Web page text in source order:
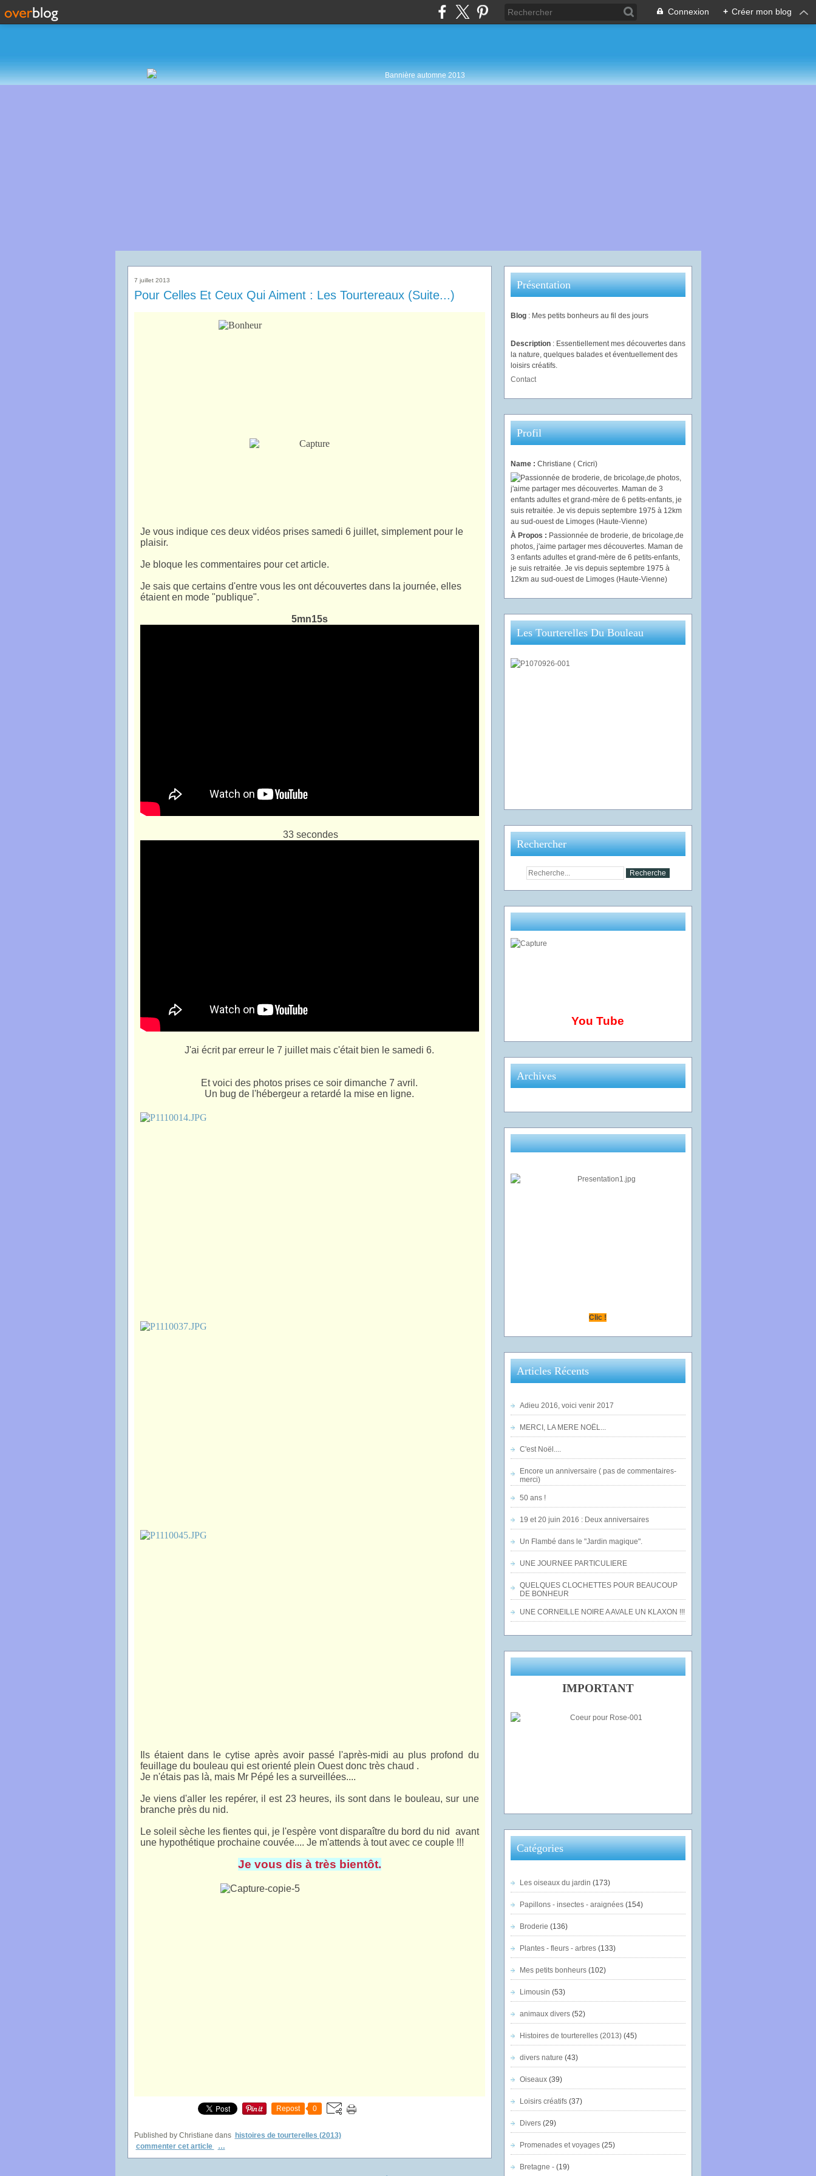
Connexion + Créer mon blog
7 juillet 2013
Pour Celles Et Ceux Qui Aiment : Les Tourtereaux (suite...)
Je vous indique ces deux vidéos prises samedi 6 juillet, simplement pour le
plaisir.
Je bloque les commentaires pour cet article.
Je sais que certains d'entre vous les ont découvertes dans la journée, elles
étaient en mode "publique".
5mn15s
33 secondes
J'ai écrit par erreur le 7 juillet mais c'était bien le samedi 6.
Et voici des photos prises ce soir dimanche 7 avril.
Un bug de l'hébergeur a retardé la mise en ligne.
Ils étaient dans le cytise après avoir passé l'après-midi au plus profond du
feuillage du bouleau qui est orienté plein Ouest donc très chaud .
Je n'étais pas là, mais Mr Pépé les a surveillées....
Je viens d'aller les repérer, il est 23 heures, ils sont dans le bouleau, sur une
branche près du nid.
Le soleil sèche les fientes qui, je l'espère vont disparaître du bord du nid avant
une hypothétique prochaine couvée.... Je m'attends à tout avec ce couple !!!
Je vous dis à très bientôt.
Repost 0
Published by Christiane dans histoires de tourterelles (2013)
commenter cet article
…
Présentation
Blog : Mes petits bonheurs au fil des jours
Description : Essentiellement mes découvertes dans
la nature, quelques balades et éventuellement des
loisirs créatifs.
Contact
Profil
Name : Christiane ( Cricri)
À Propos : Passionnée de broderie, de bricolage,de
photos, j'aime partager mes découvertes. Maman de
3 enfants adultes et grand-mère de 6 petits-enfants,
je suis retraitée. Je vis depuis septembre 1975 à
12km au sud-ouest de Limoges (Haute-Vienne)
Les Tourterelles Du Bouleau
Rechercher
You Tube
Archives
Clic !
Articles Récents
Adieu 2016, voici venir 2017
MERCI, LA MERE NOËL...
C'est Noël....
Encore un anniversaire ( pas de commentaires-
merci)
50 ans !
19 et 20 juin 2016 : Deux anniversaires
Un Flambé dans le "Jardin magique".
UNE JOURNEE PARTICULIERE
QUELQUES CLOCHETTES POUR BEAUCOUP
DE BONHEUR
UNE CORNEILLE NOIRE A AVALE UN KLAXON !!!
IMPORTANT
Catégories
Les oiseaux du jardin (173)
Papillons - insectes - araignées(154)
Broderie (136)
Plantes - fleurs - arbres(133)
Mes petits bonheurs(102)
Limousin (53)
animaux divers(52)
Histoires de tourterelles (2013)(45)
divers nature (43)
Oiseaux(39)
Loisirs créatifs(37)
Divers(29)
Promenades et voyages(25)
Bretagne -(19)